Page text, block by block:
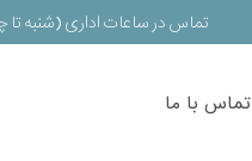
تماس در ساعات اداری (شنبه تا
تماس با ما